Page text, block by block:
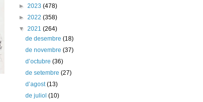
► 2023 (478)
► 2022 (358)
▼ 2021 (264)
de desembre(18)
de novembre(37)
d’octubre(36)
de setembre(27)
d’agost(13)
de juliol(10)